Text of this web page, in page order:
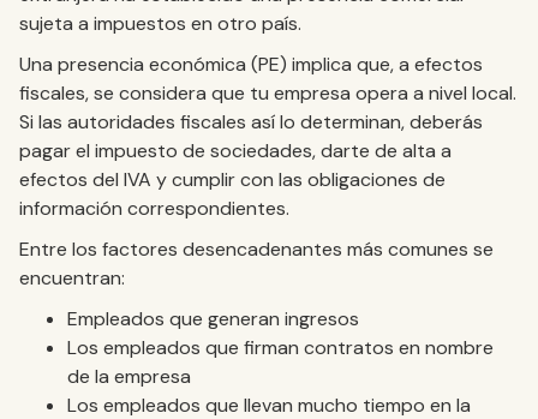
sujeta a impuestos en otro país.
Una presencia económica (PE) implica que, a efectos
fiscales, se considera que tu empresa opera a nivel local.
Si las autoridades fiscales así lo determinan, deberás
pagar el impuesto de sociedades, darte de alta a
efectos del IVA y cumplir con las obligaciones de
información correspondientes.
Entre los factores desencadenantes más comunes se
encuentran:
Empleados que generan ingresos
Los empleados que firman contratos en nombre
de la empresa
Los empleados que llevan mucho tiempo en la